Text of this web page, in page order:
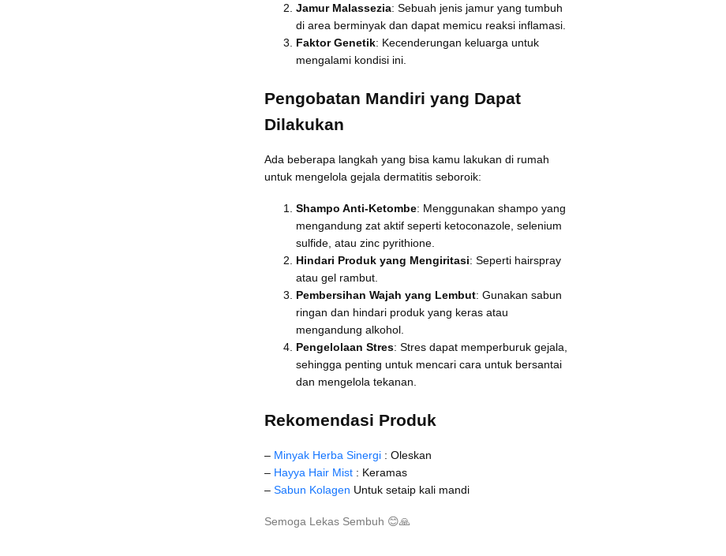
Jamur Malassezia: Sebuah jenis jamur yang tumbuh
di area berminyak dan dapat memicu reaksi inflamasi.
Faktor Genetik: Kecenderungan keluarga untuk
mengalami kondisi ini.
Pengobatan Mandiri yang Dapat
Dilakukan
Ada beberapa langkah yang bisa kamu lakukan di rumah
untuk mengelola gejala dermatitis seboroik:
Shampo Anti-Ketombe: Menggunakan shampo yang
mengandung zat aktif seperti ketoconazole, selenium
sulfide, atau zinc pyrithione.
Hindari Produk yang Mengiritasi: Seperti hairspray
atau gel rambut.
Pembersihan Wajah yang Lembut: Gunakan sabun
ringan dan hindari produk yang keras atau
mengandung alkohol.
Pengelolaan Stres: Stres dapat memperburuk gejala,
sehingga penting untuk mencari cara untuk bersantai
dan mengelola tekanan.
Rekomendasi Produk
– Minyak Herba Sinergi : Oleskan
– Hayya Hair Mist : Keramas
–Sabun Kolagen Untuk setaip kali mandi
Semoga Lekas Sembuh 😊🙏